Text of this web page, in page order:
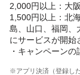
2,000円以上：大
1,500円以上：北
島、山口、福岡、
にサービスが開始
・キャンペーンの
※アプリ決済（登録し